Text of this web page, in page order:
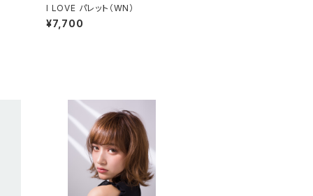
I LOVE パレット（WN）
¥7,700